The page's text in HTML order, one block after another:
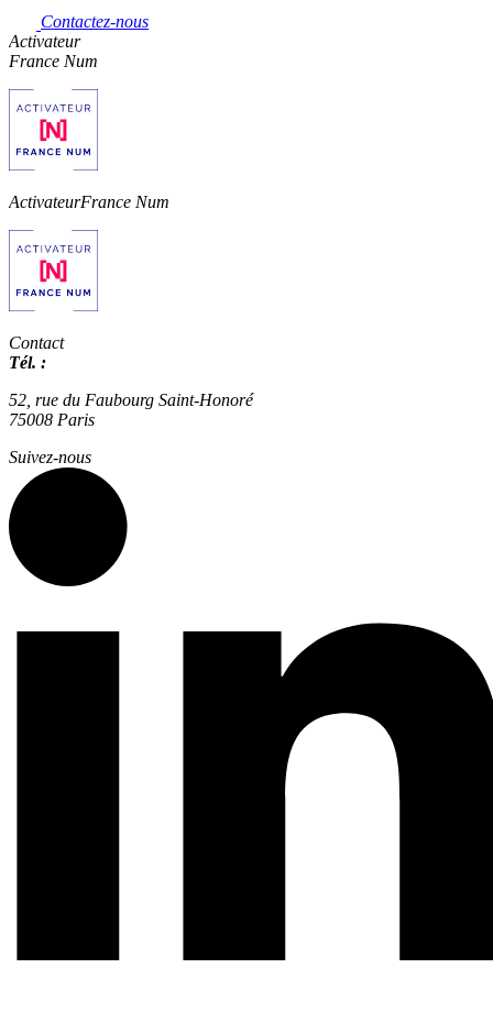
Contactez-nous
Activateur
France Num
ActivateurFrance Num
Contact
Tél. :
52, rue du Faubourg Saint-Honoré
75008 Paris
Suivez-nous